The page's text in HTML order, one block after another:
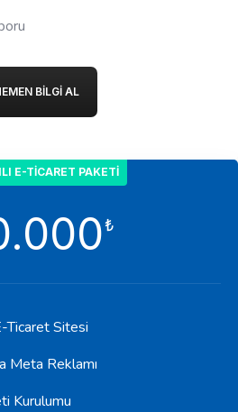
BILGI AL
E-TICARET PAKETI
₺
Ticaret Sitesi
Meta Reklamı
Kurulumu